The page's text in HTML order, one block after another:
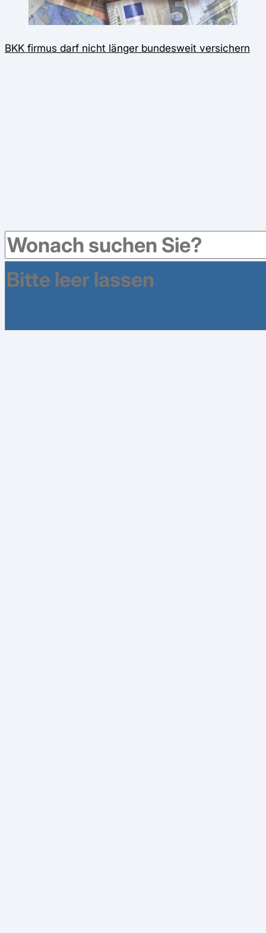
BKK firmus darf nicht länger bundesweit versichern